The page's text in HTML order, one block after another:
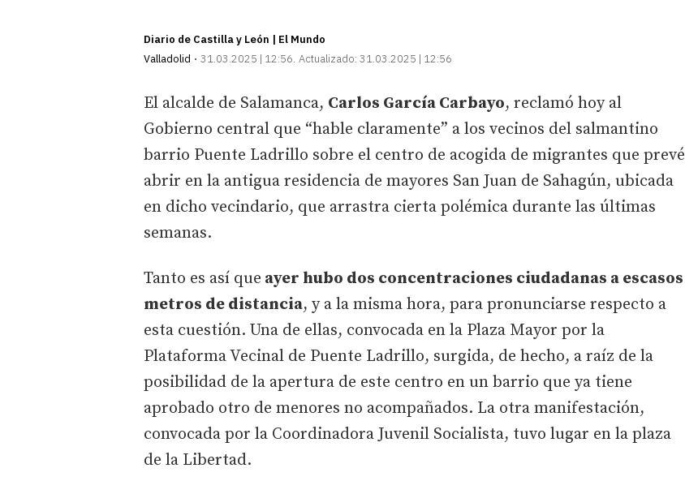
Diario de Castilla y León | El Mundo
Valladolid
31.03.2025 | 12:56 Actualizado: 31.03.2025 | 12:56
El alcalde de Salamanca, Carlos García Carbayo, reclamó hoy al
Gobierno central que “hable claramente” a los vecinos del salmantino
barrio Puente Ladrillo sobre el centro de acogida de migrantes que prevé
abrir en la antigua residencia de mayores San Juan de Sahagún, ubicada
en dicho vecindario, que arrastra cierta polémica durante las últimas
semanas.
Tanto es así que ayer hubo dos concentraciones ciudadanas a escasos
metros de distancia, y a la misma hora, para pronunciarse respecto a
esta cuestión. Una de ellas, convocada en la Plaza Mayor por la
Plataforma Vecinal de Puente Ladrillo, surgida, de hecho, a raíz de la
posibilidad de la apertura de este centro en un barrio que ya tiene
aprobado otro de menores no acompañados. La otra manifestación,
convocada por la Coordinadora Juvenil Socialista, tuvo lugar en la plaza
de la Libertad.